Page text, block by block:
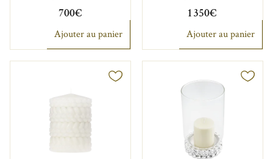
700€
Ajouter au panier
1 350€
Ajouter au panier